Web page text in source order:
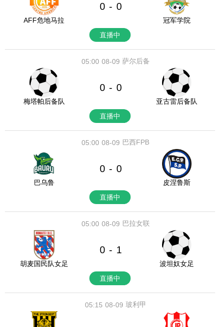
AFF危地马拉
0 - 0
冠军学院
直播中
08-09
05:00 萨尔后备
梅塔帕后备队
0 - 0
亚古雷后备队
直播中
08-09
05:00 巴西FPB
巴乌鲁
0 - 0
皮涅鲁斯
直播中
08-09
05:00 巴拉女联
胡麦国民队女足
0 - 1
波坦奴女足
直播中
08-09
05:15 玻利甲